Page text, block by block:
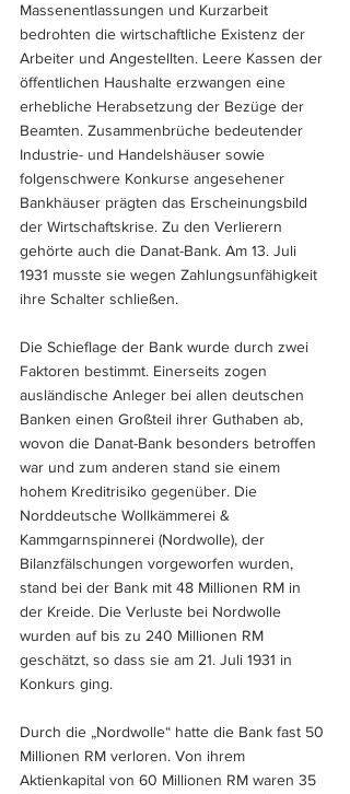
Massenentlassungen und Kurzarbeit
bedrohten die wirtschaftliche Existenz der
Arbeiter und Angestellten. Leere Kassen der
öffentlichen Haushalte erzwangen eine
erhebliche Herabsetzung der Bezüge der
Beamten. Zusammenbrüche bedeutender
Industrie- und Handelshäuser sowie
folgenschwere Konkurse angesehener
Bankhäuser prägten das Erscheinungsbild
der Wirtschaftskrise. Zu den Verlierern
gehörte auch die Danat-Bank. Am 13. Juli
1931 musste sie wegen Zahlungsunfähigkeit
ihre Schalter schließen.
Die Schieflage der Bank wurde durch zwei
Faktoren bestimmt. Einerseits zogen
ausländische Anleger bei allen deutschen
Banken einen Großteil ihrer Guthaben ab,
wovon die Danat-Bank besonders betroffen
war und zum anderen stand sie einem
hohem Kreditrisiko gegenüber. Die
Norddeutsche Wollkämmerei &
Kammgarnspinnerei (Nordwolle), der
Bilanzfälschungen vorgeworfen wurden,
stand bei der Bank mit 48 Millionen RM in
der Kreide. Die Verluste bei Nordwolle
wurden auf bis zu 240 Millionen RM
geschätzt, so dass sie am 21. Juli 1931 in
Konkurs ging.
Durch die „Nordwolle“ hatte die Bank fast 50
Millionen RM verloren. Von ihrem
Aktienkapital von 60 Millionen RM waren 35